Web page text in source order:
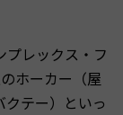
プレックス・フ
ホーカー（屋
テー）といっ